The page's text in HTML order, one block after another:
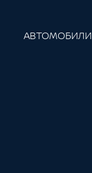
АВТОМОБИЛИ